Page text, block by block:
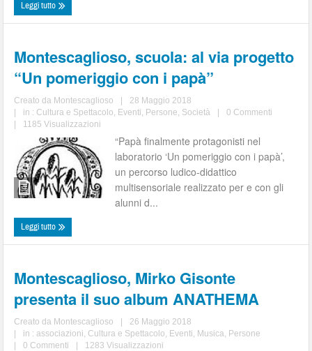
Leggi tutto
Montescaglioso, scuola: al via progetto
“Un pomeriggio con i papà”
Creato da Montescaglioso
28 Maggio 2018
in : Cultura e Spettacolo, Eventi, Persone, Società
0 Commenti
1185 Visualizzazioni
“Papà finalmente protagonisti nel
laboratorio ‘Un pomeriggio con i papà’,
un percorso ludico-didattico
multisensoriale realizzato per e con gli
alunni d...
Leggi tutto
Montescaglioso, Mirko Gisonte
presenta il suo album ANATHEMA
Creato da Montescaglioso
26 Maggio 2018
in :associazioni, Cultura e Spettacolo, Eventi, Musica, Persone
0 Commenti 1283 Visualizzazioni